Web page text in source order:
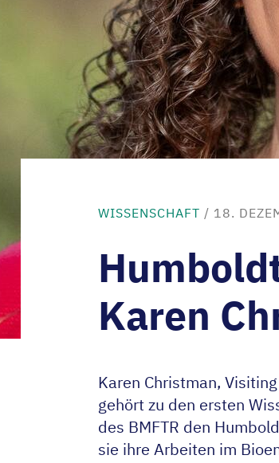
WISSENSCHAFT / 18.
Karen
Karen Christman,
gehört zu den ersten
des BMFTR den
sie ihre Arbeiten im